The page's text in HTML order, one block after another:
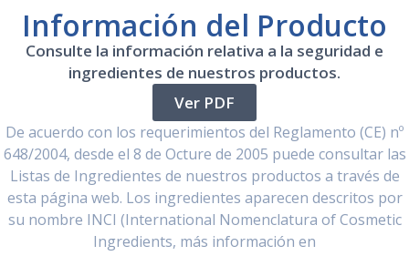
Información del Producto
Consulte la información relativa a la seguridad e
ingredientes de nuestros productos.
Ver PDF
De acuerdo con los requerimientos del Reglamento (CE) nº
648/2004, desde el 8 de Octure de 2005 puede consultar las
Listas de Ingredientes de nuestros productos a través de
esta página web. Los ingredientes aparecen descritos por
su nombre INCI (International Nomenclatura of Cosmetic
Ingredients, más información en